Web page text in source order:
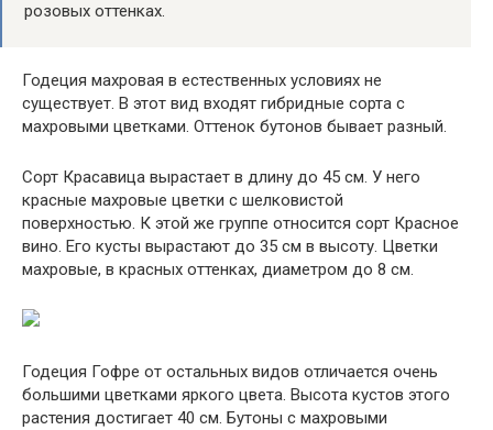
розовых оттенках.
Годеция махровая в естественных условиях не
существует. В этот вид входят гибридные сорта с
махровыми цветками. Оттенок бутонов бывает разный.
Сорт Красавица вырастает в длину до 45 см. У него
красные махровые цветки с шелковистой
поверхностью. К этой же группе относится сорт Красное
вино. Его кусты вырастают до 35 см в высоту. Цветки
махровые, в красных оттенках, диаметром до 8 см.
Годеция Гофре от остальных видов отличается очень
большими цветками яркого цвета. Высота кустов этого
растения достигает 40 см. Бутоны с махровыми